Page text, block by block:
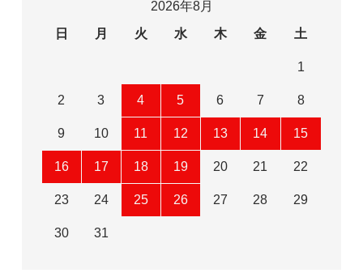
2026年8月
日
月 火 水 木 金 土
1
2 3 4 5 6 7 8
9 10 11 12 13 14 15
16 17 18 19 20 21 22
23 24 25 26 27 28 29
30 31